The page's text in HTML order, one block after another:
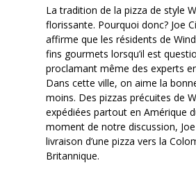
La tradition de la pizza de style
florissante. Pourquoi donc? Joe
affirme que les résidents de
fins gourmets lorsqu’il est
proclamant même des experts
Dans cette ville, on aime la
moins. Des pizzas précuites de
expédiées partout en Amérique
moment de notre discussion,
livraison d’une pizza vers la
Britannique.